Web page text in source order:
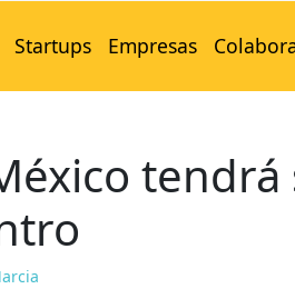
Startups Empresas
tendrá